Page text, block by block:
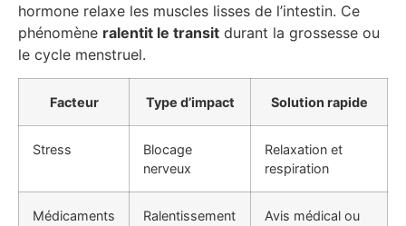
hormone relaxe les muscles lisses de l’intestin. Ce
phénomène ralentit le transit durant la grossesse ou
le cycle menstruel.
Facteur Type d’impact Solution rapide
Stress
Blocage
nerveux
Relaxation et
respiration
Médicaments
Ralentissement
Avis médical ou